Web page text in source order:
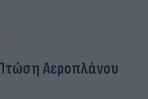
Αεροπλάνου